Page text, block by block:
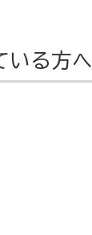
いる方へ